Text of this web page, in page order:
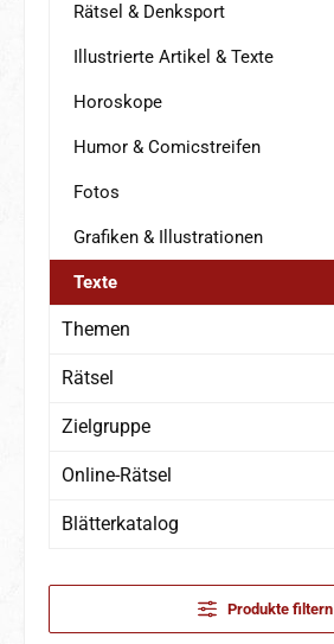
Rätsel & Denksport
Illustrierte Artikel & Texte
Horoskope
Humor & Comicstreifen
Fotos
Grafiken & Illustrationen
Texte
Themen
Rätsel
Zielgruppe
Online-Rätsel
Blätterkatalog
Produkte filtern